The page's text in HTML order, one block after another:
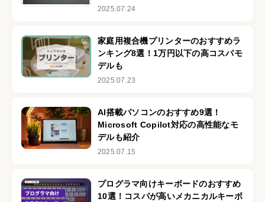
2025.07.24
家庭用複合機プリンターのおすすめラ
ンキング8選！1万円以下の高コスパモ
デルも
2025.07.23
AI搭載パソコンのおすすめ9選！
Microsoft Copilot対応の高性能なモ
デルも紹介
2025.07.15
プログラマ向けキーボードのおすすめ
10選！コスパが高いメカニカルキーボ